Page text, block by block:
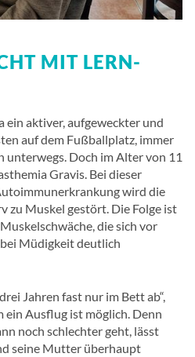
MIT LERN-
ein aktiver, aufgeweckter und
auf dem Fußballplatz, immer
Doch im Alter von 11
Gravis. Bei dieser
wird die
zu Muskel gestört. Die Folge ist
die sich vor
Müdigkeit deutlich
Jahren fast nur im Bett ab“,
ein Ausflug ist möglich. Denn
noch schlechter geht, lässt
seine Mutter überhaupt